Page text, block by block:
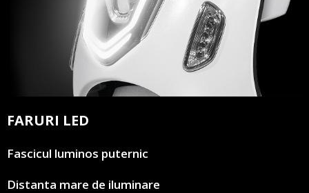
FARURI LED
Fascicul luminos puternic
Distanta mare de iluminare